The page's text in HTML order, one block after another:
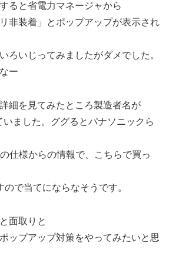
ると省電力マネージャから
非装着」とポップアップが表示され
ろいじってみましたがダメでした。
ー
細を見てみたところ製造者名が
いました。ググるとパナソニックら
仕様からの情報で、こちらで買っ
で当てにならなそうです。
面取りと
ップアップ対策をやってみたいと思